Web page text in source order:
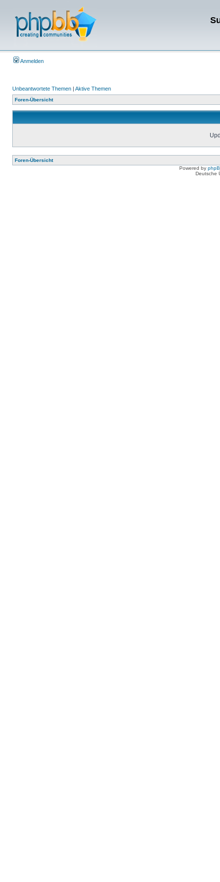
Anmelden
Unbeantwortete Themen | Aktive Themen
Foren-Übersicht
Foren-Übersicht
Powered by
Deutsche